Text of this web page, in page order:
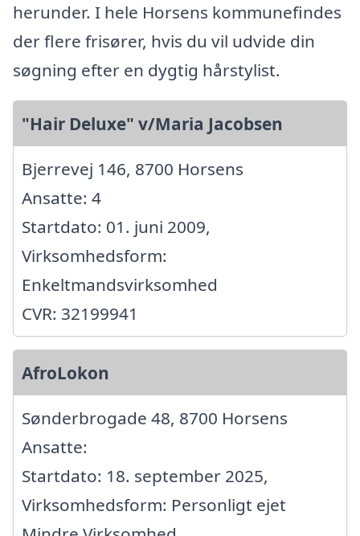
herunder. I hele Horsens kommunefindes
der flere frisører, hvis du vil udvide din
søgning efter en dygtig hårstylist.
"Hair Deluxe" v/Maria Jacobsen
Bjerrevej 146, 8700 Horsens
Ansatte: 4
Startdato: 01. juni 2009,
Virksomhedsform:
Enkeltmandsvirksomhed
CVR: 32199941
AfroLokon
Sønderbrogade 48, 8700 Horsens
Ansatte:
Startdato: 18. september 2025,
Virksomhedsform: Personligt ejet